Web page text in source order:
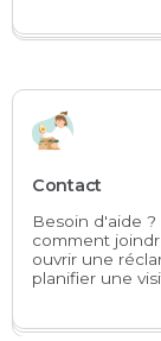
Contact
Besoin d'aide
comment
ouvrir une
planifier une